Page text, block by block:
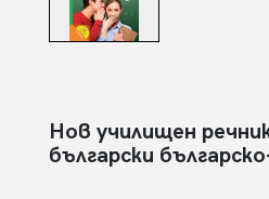
Нов училищен
български